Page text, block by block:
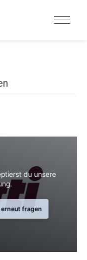
du unsere
fragen